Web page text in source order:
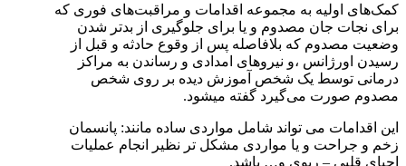
کمک‌های اولیه به مجموعه اقدامات و مراقبت‌های فوری که
برای نجات جان مصدوم و یا برای جلوگیری از بدتر شدن
وضعیت مصدوم که بلافاصله پس از وقوع حادثه و قبل از
رسیدن اورژانس ،و نیروهای امدادی و رساندن به مراکز
درمانی توسط یک شخص آموزش دیده بر روی شخص
مصدوم صورت می‌گیرد گفته میشود.
این اقدامات می تواند شامل مواردی ساده مانند: پانسمان
زخم و جراحت و یا مواردی مشکل تر نظیر انجام عملیات
احیای قلبی – ریوی و… باشد.